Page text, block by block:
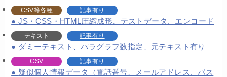
CSV等各種 記事有り
JS・CSS・HTML圧縮成形、テストデータ、エンコード
テキスト 記事有り
ダミーテキスト、パラグラフ数指定、元テキスト有り
CSV 記事有り
疑似個人情報データ（電話番号、メールアドレス、パス